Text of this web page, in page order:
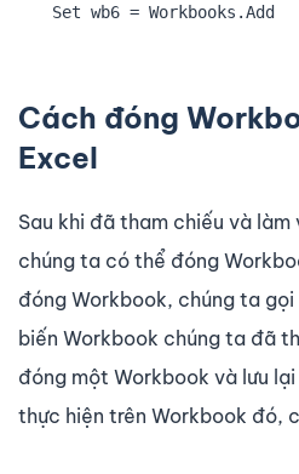
Set wb6 = Workbooks.Add
Cách đóng
Excel
Sau khi đã tham chiếu và
chúng ta có thể đóng
đóng Workbook, chúng ta
biến Workbook chúng ta đã
đóng một Workbook và lưu
thực hiện trên Workbook đó,